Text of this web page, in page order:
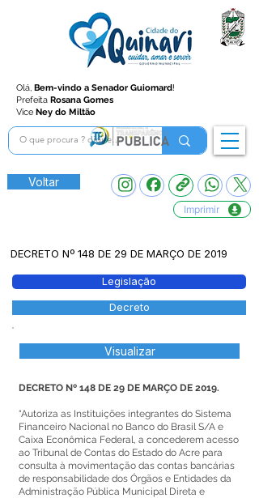
Olá, Bem-vindo a Senador Guiomard!
Prefeita Rosana Gomes
Vice Ney do Miltão
Voltar
Imprimir
DECRETO Nº 148 DE 29 DE MARÇO DE 2019
Legislação
Decreto
Visualizar
DECRETO Nº 148 DE 29 DE MARÇO DE 2019.
“Autoriza as Instituições integrantes do Sistema
Financeiro Nacional no Banco do Brasil S/A e
Caixa Econômica Federal, a concederem acesso
ao Tribunal de Contas do Estado do Acre para
consulta à movimentação das contas bancárias
de responsabilidade dos Órgãos e Entidades da
Administração Pública Municipal Direta e